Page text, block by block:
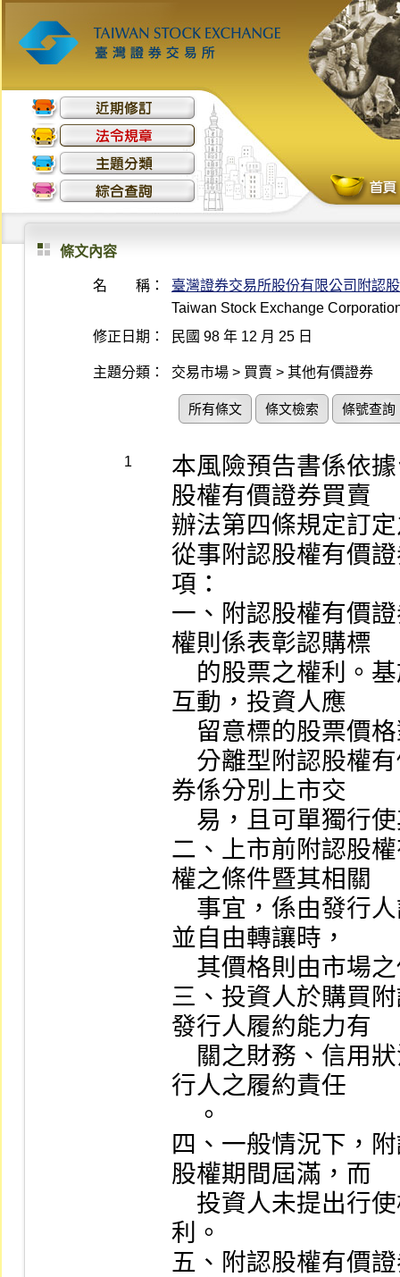
條文內容
名 稱：
臺灣證券交易所股份有限公司附認
Taiwan Stock Exchange
修正日期：
民國 98 年 12 月 25 日
主題分類： 交易市場 > 買賣 > 其他有價證券
所有條文 條文檢索 條號查詢
1
本風險預告書係依
股權有價證券買賣
辦法第四條規定訂
從事附認股權有價
項：
一、附認股權有價
權則係表彰認購標
互動，投資人應
券係分別上市交
二、上市前附認股
權之條件暨其相關
並自由轉讓時，
三、投資人於購買
發行人履約能力有
行人之履約責任
四、一般情況下，
股權期間屆滿，而
利。
五、附認股權有價